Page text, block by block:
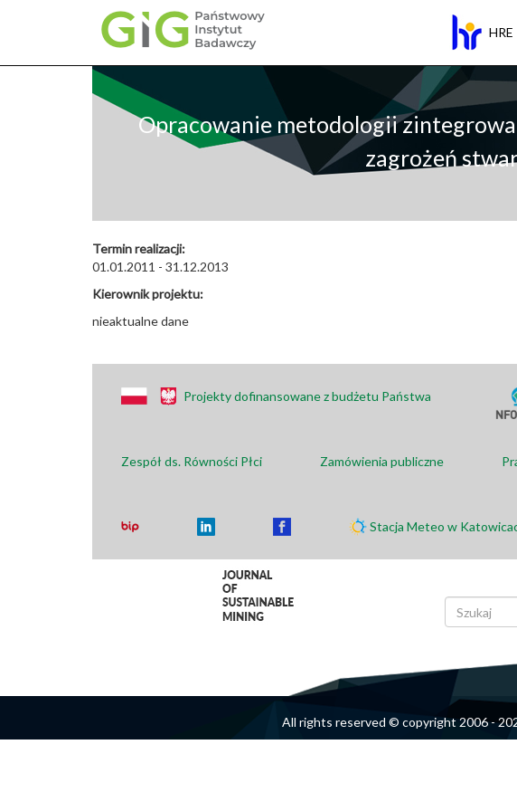
Przejdź
HRE
Opracowanie metodologii
zagrożeń
Termin realizacji:
01.01.2011 - 31.12.2013
Kierownik projektu:
nieaktualne dane
Projekty dofinansowane z budżetu Państwa
Zespół ds. Równości Płci Zamówienia publiczne
Stacja Meteo w
All rights reserved © copyright 2006 -